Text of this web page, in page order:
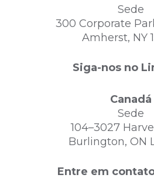
Sede
300 Corporate
Amherst, NY
Siga-nos no
Canadá
Sede
104–3027
Burlington, ON
Entre em